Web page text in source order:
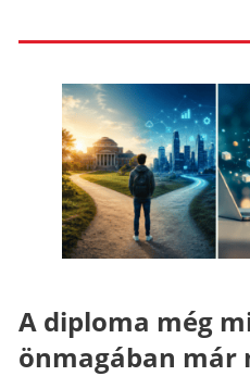
A diploma még
önmagában már